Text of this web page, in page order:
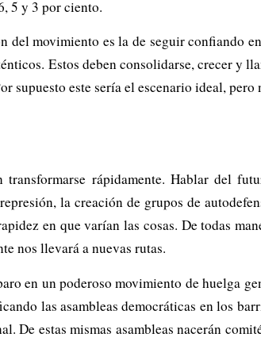
5 y 3 por ciento.
del movimiento es la de seguir confiando
Estos deben consolidarse, crecer y
supuesto este sería el escenario ideal,
transformarse rápidamente. Hablar del
la creación de grupos de
en que varían las cosas. De todas
nos llevará a nuevas rutas.
en un poderoso movimiento de huelga
las asambleas democráticas en los
De estas mismas asambleas nacerán